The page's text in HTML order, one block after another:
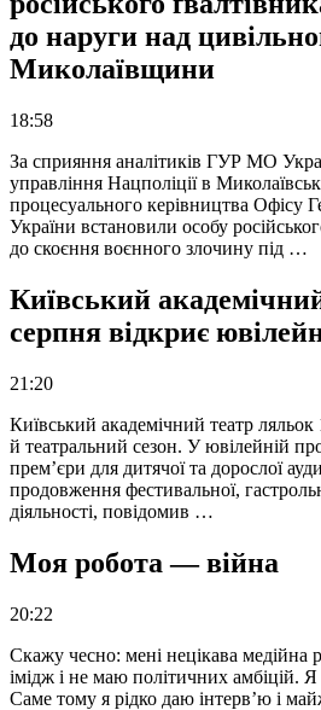
до наруги над
Миколаївщини
18:58
За сприяння аналітиків ГУР МО
управління Нацполіції в
процесуального керівництва Офісу
України встановили особу
до скоєння воєнного злочину під …
Київський
серпня відкриє
21:20
Київський академічний театр
й театральний сезон. У ювілейній
прем’єри для дитячої та дорослої
продовження фестивальної,
діяльності, повідомив …
Моя робота — війна
20:22
Скажу чесно: мені нецікава медійна
імідж і не маю політичних амбіцій.
Саме тому я рідко даю інтерв’ю і